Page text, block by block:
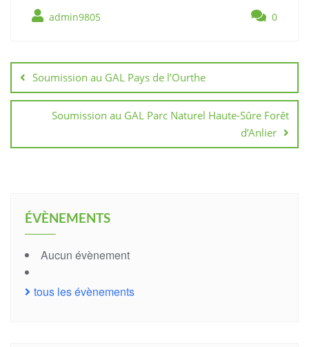
admin9805 0
de
l’article
Soumission au GAL Pays de l’Ourthe
Soumission au GAL Parc Naturel Haute-Sûre Forêt
d’Anlier
ÉVÈNEMENTS
Aucun évènement
tous les évènements